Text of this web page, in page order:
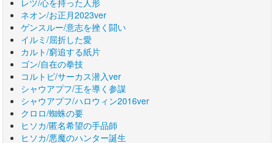
ネオン/お正月2023ver
ゲンスルー/意志を挫く闘い
イルミ/屈折した愛
カルト/窮追する紙片
ゴン/自在の拳技
コルトピ/サーカス潜入ver
シャウアプフ/王を導く参謀
シャウアプフ/ハロウィン2016ver
クロロ/蜘蛛の要
ヒソカ/匿名希望の手品師
ヒソカ/悪魔のハンター誕生